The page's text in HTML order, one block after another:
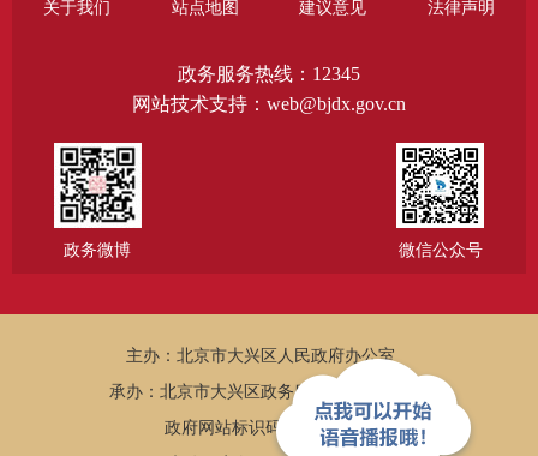
关于我们 站点地图 建议意见 法律声明
政务服务热线：12345
网站技术支持：web@bjdx.gov.cn
政务微博 微信公众号
主办：北京市大兴区人民政府办公室
承办：北京市大兴区政务服务和数据管理局
政府网站标识码：1101150005